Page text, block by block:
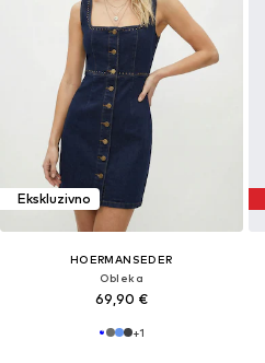
Ekskluzivno
HOERMANSEDER
Obleka
69,90 €
+1